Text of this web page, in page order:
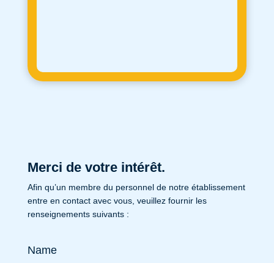
Merci de votre intérêt.
Afin qu’un membre du personnel de notre établissement
entre en contact avec vous, veuillez fournir les
renseignements suivants :
Name